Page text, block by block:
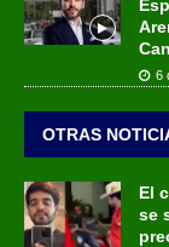
6
OTRAS
El
se